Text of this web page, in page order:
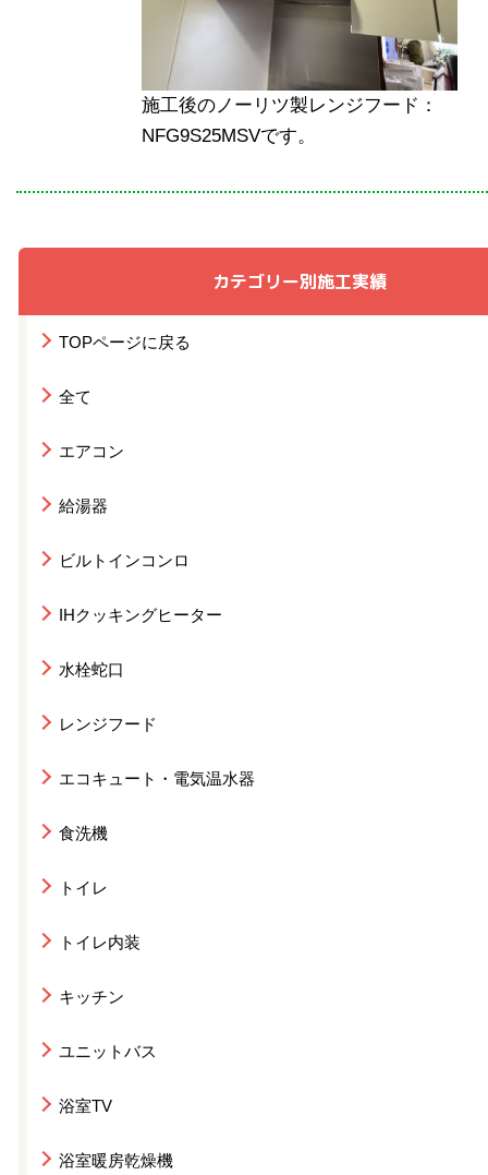
カテゴリー別施工実績
TOPページに戻る
全て
エアコン
給湯器
ビルトインコンロ
IHクッキングヒーター
水栓蛇口
レンジフード
エコキュート・電気温水器
食洗機
トイレ
トイレ内装
キッチン
ユニットバス
浴室TV
浴室暖房乾燥機
施工後のノーリツ製レンジフード：
NFG9S25MSVです。